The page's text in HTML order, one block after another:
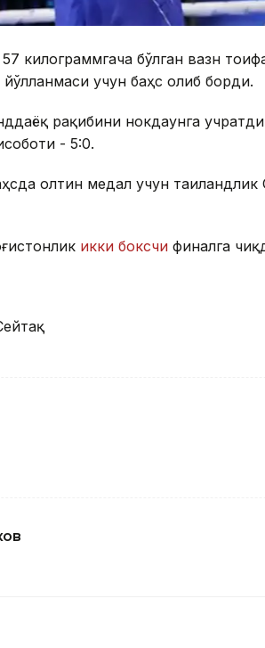
57 килограммгача бўлган вазн
учун баҳс олиб борди.
рақибини нокдаунга учратди
- 5:0.
олтин медал учун таиландлик
икки боксчи финалга